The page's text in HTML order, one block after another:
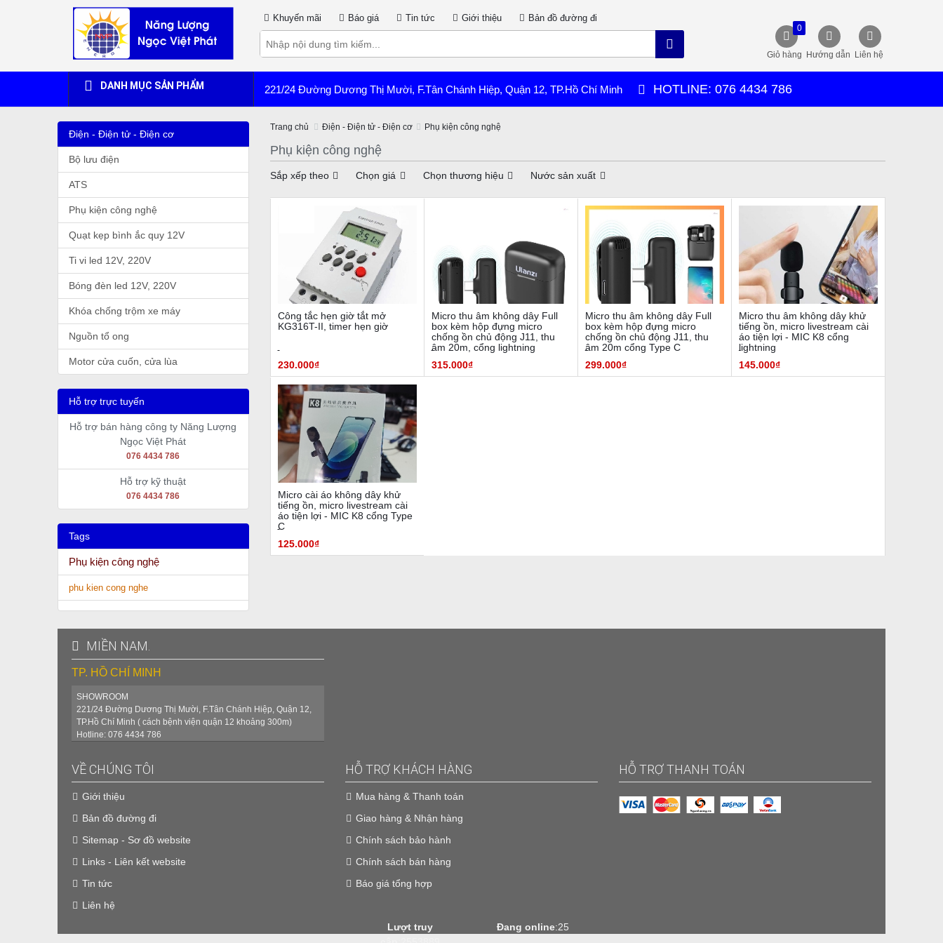
Khuyến mãi Báo giá Tin tức Giới thiệu Bản đồ đường đi
Giỏ hàng
0
Hướng dẫn Liên hệ
DANH MỤC SẢN PHẨM 221/24 Đường Dương Thị Mười, F.Tân Chánh Hiệp, Quận 12, TP.Hồ Chí Minh HOTLINE: 076 4434 786
Điện - Điện tử - Điện cơ
Bộ lưu điện
ATS
Phụ kiện công nghệ
Quạt kẹp bình ắc quy 12V
Ti vi led 12V, 220V
Bóng đèn led 12V, 220V
Khóa chống trộm xe máy
Nguồn tổ ong
Motor cửa cuốn, cửa lùa
Hỗ trợ trực tuyến
Hỗ trợ bán hàng công ty Năng Lượng
Ngọc Việt Phát
076 4434 786
Hỗ trợ kỹ thuật
076 4434 786
Tags
Phụ kiện công nghệ
phu kien cong nghe
Trang chủ Điện - Điện tử - Điện cơ Phụ kiện công nghệ
Phụ kiện công nghệ
Sắp xếp theo Chọn giá Chọn thương hiệu Nước sản xuất
Công tắc hẹn giờ tắt mở
KG316T-II, timer hẹn giờ
230.000₫
Micro thu âm không dây Full
box kèm hộp đựng micro
chống ồn chủ động J11, thu
âm 20m, cổng lightning
315.000₫
Micro thu âm không dây Full
box kèm hộp đựng micro
chống ồn chủ động J11, thu
âm 20m cổng Type C
299.000₫
Micro thu âm không dây khử
tiếng ồn, micro livestream cài
áo tiện lợi - MIC K8 cổng
lightning
145.000₫
Micro cài áo không dây khử
tiếng ồn, micro livestream cài
áo tiện lợi - MIC K8 cổng Type
C
125.000₫
MIỀN NAM.
TP. HỒ CHÍ MINH
SHOWROOM
221/24 Đường Dương Thị Mười, F.Tân Chánh Hiệp, Quận 12,
TP.Hồ Chí Minh ( cách bệnh viện quận 12 khoảng 300m)
Hotline: 076 4434 786
VỀ CHÚNG TÔI
Giới thiệu
Bản đồ đường đi
Sitemap - Sơ đồ website
Links - Liên kết website
Tin tức
Liên hệ
HỖ TRỢ KHÁCH HÀNG
Mua hàng & Thanh toán
Giao hàng & Nhận hàng
Chính sách bảo hành
Chính sách bán hàng
Báo giá tổng hợp
HỖ TRỢ THANH TOÁN
Lượt truy
Đang online:25